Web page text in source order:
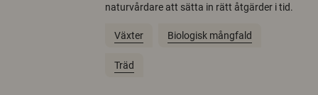
naturvårdare att sätta in rätt åtgärder i tid.
Växter Biologisk mångfald
Träd